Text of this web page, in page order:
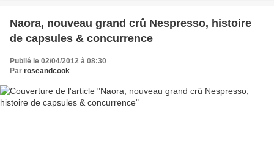
Naora, nouveau grand crû Nespresso, histoire
de capsules & concurrence
Publié le 02/04/2012 à 08:30
Par roseandcook